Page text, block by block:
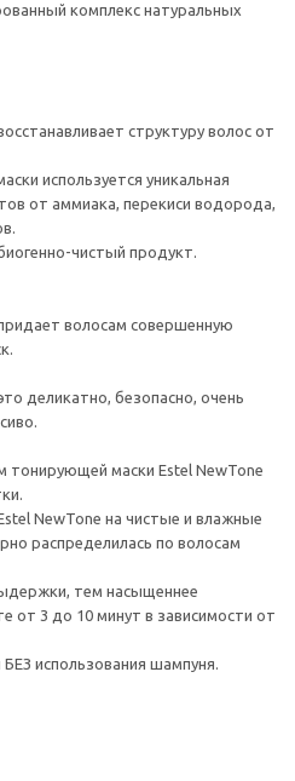
комплекс натуральных
структуру волос от
используется уникальная
от аммиака, перекиси водорода,
чистый продукт.
волосам совершенную
деликатно, безопасно, очень
тонирующей маски Estel NewTone
NewTone на чистые и влажные
распределилась по волосам
тем насыщеннее
от 3 до 10 минут в зависимости от
использования шампуня.